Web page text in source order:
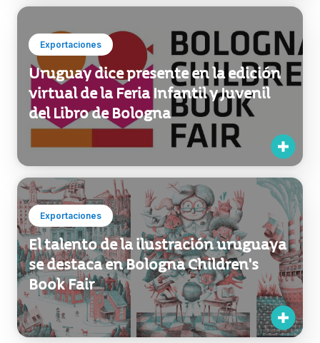
Exportaciones
Uruguay dice presente en la edición
virtual de la Feria Infantil y Juvenil
del Libro de Bologna
Exportaciones
El talento de la ilustración uruguaya
se destaca en Bologna Children's
Book Fair